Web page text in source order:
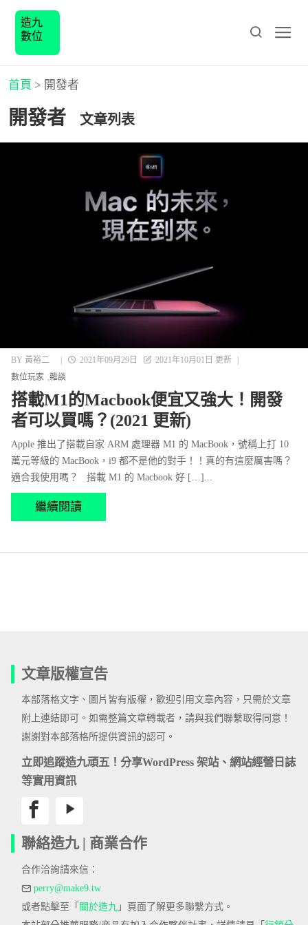
造九
數位
首頁 > 開發者
開發者 文章列表
BY 黃裕二 | 2021年09月29日 2021年10月01日 更新
|
數位玩家
雜談
搭載M1的Macbook便宜又強大！開發
者可以買嗎？(2021 更新)
Apple 推出了搭載自家 ARM 處理器 M1 的 MacBook，號稱上打 10
萬元等級的 MacBook，i9 都不是他的對手！！真的有這麼厲害嗎？
適合我使用嗎？ 搭載 M1 的 Macbook 好 […]...
繼續閱讀
文章版權宣告
本部落格文字、圖片皆有版權，歡迎引用文章內容，只需於文章
附上連結即可。如需整篇文章轉載者，請與我們聯繫取得同意！
謝謝對本部落格所提供資訊的認可。
立即追蹤造九頑五！分享WordPress 架站、網站經營日誌
等實用資訊
聯絡造九 | 商業合作
合作洽詢請來信：
perry@make9.tw
或者點擊至「 關於造九 」頁面了解更多聯繫方式。